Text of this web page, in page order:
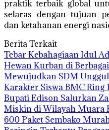
praktik terbaik global
selaras dengan tujuan
dan ketahanan energi
Berita Terkait
Tebar Kebahagiaan Idul
Hewan Kurban di
Mewujudkan SDM
Karakter Siswa BMC Ring
Bupati Edison Salurkan
Miskin di Wilayah Muara
600 Paket Sembako